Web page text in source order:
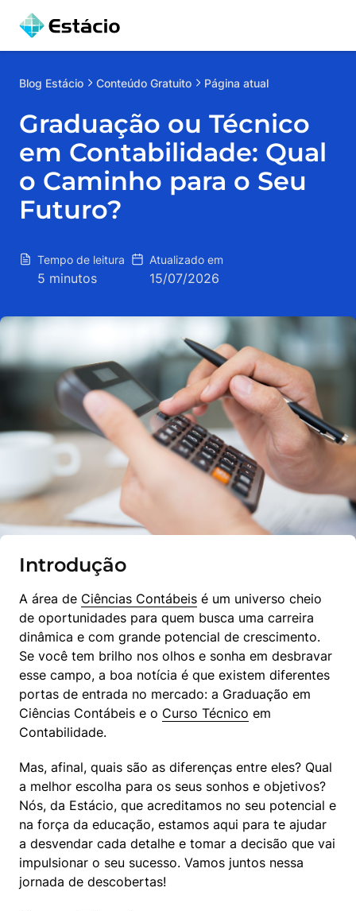
Blog Estácio Conteúdo Gratuito Página atual
Graduação ou Técnico
em Contabilidade: Qual
o Caminho para o Seu
Futuro?
Tempo de leitura
5 minutos
Atualizado em
15/07/2026
Introdução
A área de Ciências Contábeis é um universo cheio
de oportunidades para quem busca uma carreira
dinâmica e com grande potencial de crescimento.
Se você tem brilho nos olhos e sonha em desbravar
esse campo, a boa notícia é que existem diferentes
portas de entrada no mercado: a Graduação em
Ciências Contábeis e o Curso Técnico em
Contabilidade.
Mas, afinal, quais são as diferenças entre eles? Qual
a melhor escolha para os seus sonhos e objetivos?
Nós, da Estácio, que acreditamos no seu potencial e
na força da educação, estamos aqui para te ajudar
a desvendar cada detalhe e tomar a decisão que vai
impulsionar o seu sucesso. Vamos juntos nessa
jornada de descobertas!